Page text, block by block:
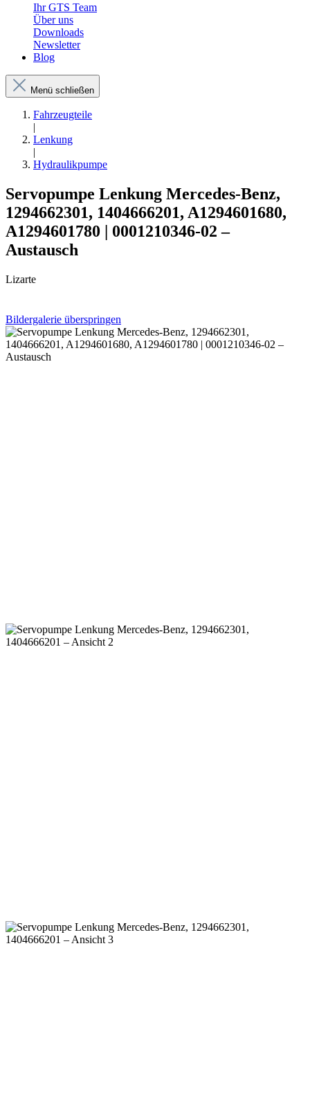
Ihr GTS Team
Über uns
Downloads
Newsletter
Blog
Menü schließen
Fahrzeugteile
|
Lenkung
|
Hydraulikpumpe
Servopumpe Lenkung Mercedes-Benz,
1294662301, 1404666201, A1294601680,
A1294601780 | 0001210346-02 –
Austausch
Lizarte
Bildergalerie überspringen